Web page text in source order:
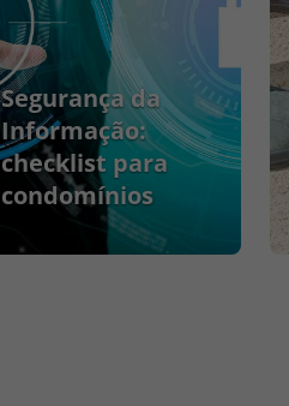
Segurança da
Informação:
checklist para
condomínios